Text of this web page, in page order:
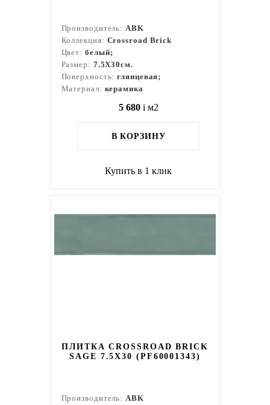
Производитель:ABK
Коллекция: Crossroad Brick
Цвет: белый;
Размер: 7.5X30см.
Поверхность:глянцевая;
Материал: керамика
5 680 i м2
В КОРЗИНУ
Купить в 1 клик
ПЛИТКА CROSSROAD BRICK
SAGE 7.5X30 (PF60001343)
Производитель:ABK